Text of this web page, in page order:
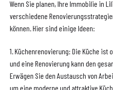
Wenn Sie planen, Ihre Immobilie in
verschiedene
können. Hier sind einige Ideen:
1. Küchenrenovierung: Die Küche ist
und eine Renovierung kann den
Erwägen Sie den Austausch von
um eine moderne und attraktive